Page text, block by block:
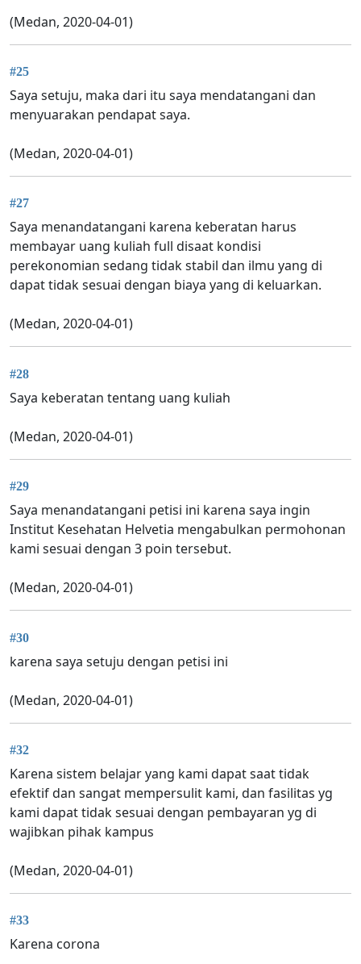
(Medan, 2020-04-01)
#25
Saya setuju, maka dari itu saya mendatangani dan
menyuarakan pendapat saya.
(Medan, 2020-04-01)
#27
Saya menandatangani karena keberatan harus
membayar uang kuliah full disaat kondisi
perekonomian sedang tidak stabil dan ilmu yang di
dapat tidak sesuai dengan biaya yang di keluarkan.
(Medan, 2020-04-01)
#28
Saya keberatan tentang uang kuliah
(Medan, 2020-04-01)
#29
Saya menandatangani petisi ini karena saya ingin
Institut Kesehatan Helvetia mengabulkan permohonan
kami sesuai dengan 3 poin tersebut.
(Medan, 2020-04-01)
#30
karena saya setuju dengan petisi ini
(Medan, 2020-04-01)
#32
Karena sistem belajar yang kami dapat saat tidak
efektif dan sangat mempersulit kami, dan fasilitas yg
kami dapat tidak sesuai dengan pembayaran yg di
wajibkan pihak kampus
(Medan, 2020-04-01)
#33
Karena corona